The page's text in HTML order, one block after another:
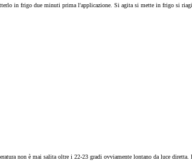
in frigo due minuti prima l'applicazione. Si agita si mette in frigo si
non è mai salita oltre i 22-23 gradi ovviamente lontano da luce